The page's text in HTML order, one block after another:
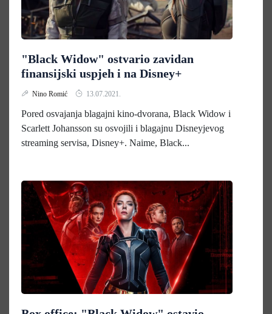
"Black Widow" ostvario zavidan
finansijski uspjeh i na Disney+
Nino Romić 13.07.2021.
Pored osvajanja blagajni kino-dvorana, Black Widow i
Scarlett Johansson su osvojili i blagajnu Disneyjevog
streaming servisa, Disney+. Naime, Black...